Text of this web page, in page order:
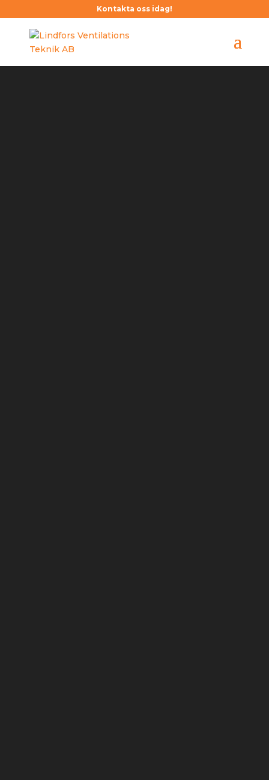
Kontakta oss idag!